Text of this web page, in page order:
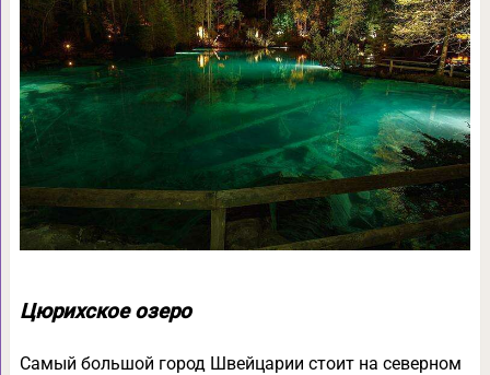
Цюрихское озеро
Самый большой город Швейцарии стоит на северном